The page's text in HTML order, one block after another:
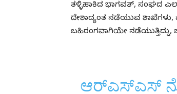
ತಳ್ಳಿಹಾಕಿದ ಭಾಗವತ್, ಸಂಘದ
ದೇಶಾದ್ಯಂತ ನಡೆಯುವ
ಬಹಿರಂಗವಾಗಿಯೇ ನಡೆಯುತ್ತಿದ್ದು,
ಆರ್‌ಎಸ್‌ಎಸ್‌